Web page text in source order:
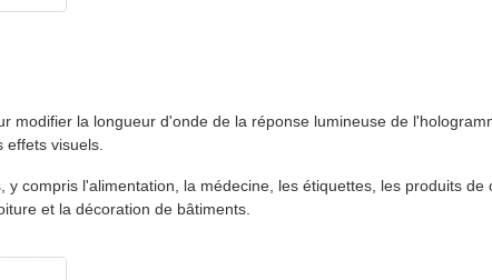
la longueur d'onde de la réponse lumineuse de
visuels.
compris l'alimentation, la médecine, les étiquettes, les produits de
et la décoration de bâtiments.